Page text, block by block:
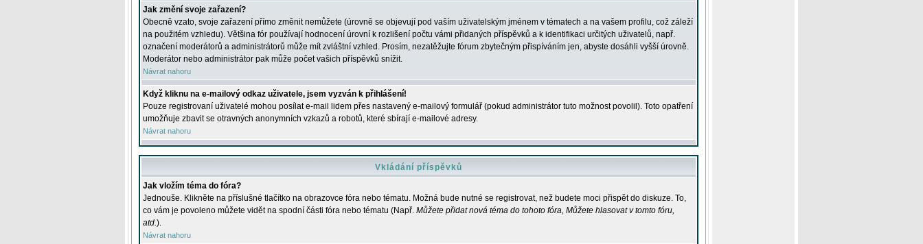
Jak změní svoje zařazení?
Obecně vzato, svoje zařazení přímo změnit nemůžete (úrovně se objevují pod vaším uživatelským jménem v tématech a na vašem profilu, což záleží
na použitém vzhledu). Většina fór používají hodnocení úrovní k rozlišení počtu vámi přidaných příspěvků a k identifikaci určitých uživatelů, např.
označení moderátorů a administrátorů může mít zvláštní vzhled. Prosím, nezatěžujte fórum zbytečným přispíváním jen, abyste dosáhli vyšší úrovně.
Moderátor nebo administrátor pak může počet vašich příspěvků snížit.
Návrat nahoru
Když kliknu na e-mailový odkaz uživatele, jsem vyzván k přihlášení!
Pouze registrovaní uživatelé mohou posílat e-mail lidem přes nastavený e-mailový formulář (pokud administrátor tuto možnost povolil). Toto opatření
umožňuje zbavit se otravných anonymních vzkazů a robotů, které sbírají e-mailové adresy.
Návrat nahoru
Vkládání příspěvků
Jak vložím téma do fóra?
Jednouše. Klikněte na příslušné tlačítko na obrazovce fóra nebo tématu. Možná bude nutné se registrovat, než budete moci přispět do diskuze. To,
co vám je povoleno můžete vidět na spodní části fóra nebo tématu (Např. Můžete přidat nová téma do tohoto fóra, Můžete hlasovat v tomto fóru,
atd.).
Návrat nahoru